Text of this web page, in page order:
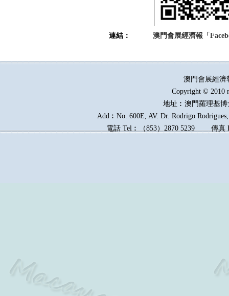
連結： 澳門會展經濟報「
澳門會展經
Copyright © 2010
地址︰澳門羅理基
Add︰No. 600E, AV. Dr. Rodrigo
電話 Tel︰（853）2870 5239傳真